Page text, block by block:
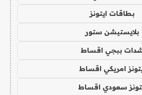
بطاقات ايتونز
بلايستيشن ستور
ببجي اقساط
امريكي اقساط
سعودي اقساط